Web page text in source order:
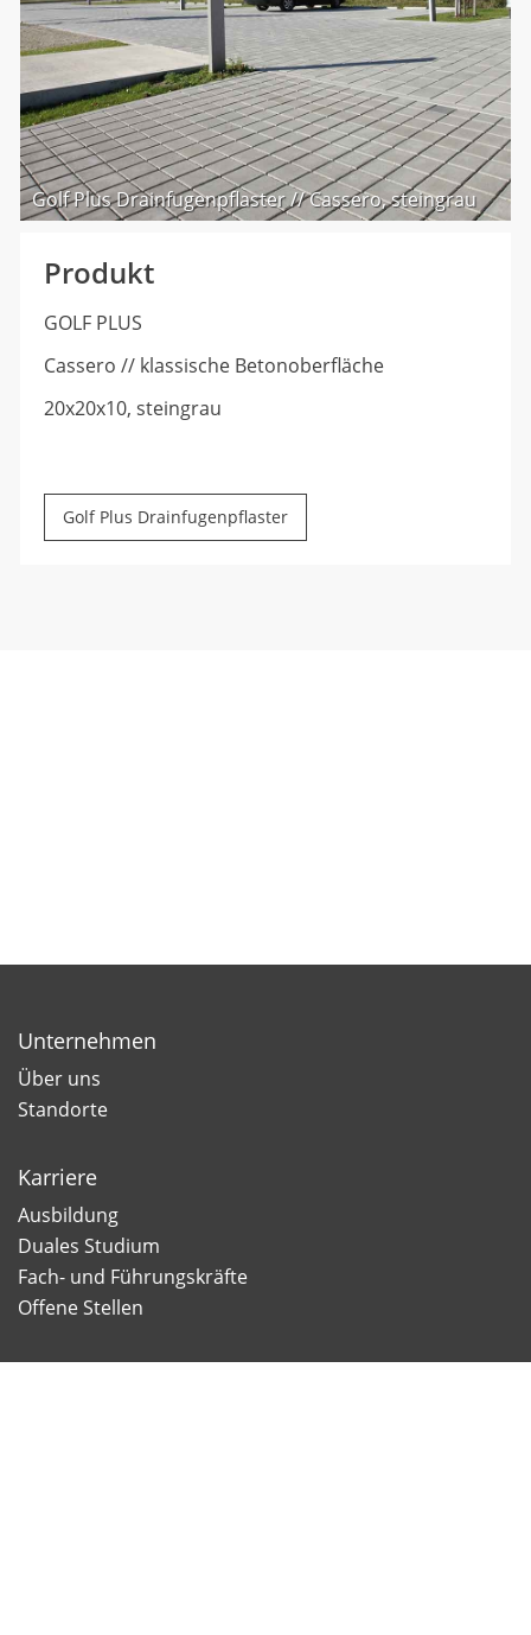
Golf Plus Drainfugenpflaster // Cassero, steingrau
Produkt
GOLF PLUS
Cassero // klassische Betonoberfläche
20x20x10, steingrau
Golf Plus Drainfugenpflaster
Unternehmen
Über uns
Standorte
Karriere
Ausbildung
Duales Studium
Fach- und Führungskräfte
Offene Stellen